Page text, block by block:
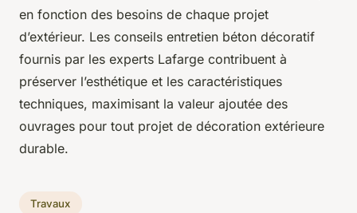
en fonction des besoins de chaque projet
d’extérieur. Les conseils entretien béton décoratif
fournis par les experts Lafarge contribuent à
préserver l’esthétique et les caractéristiques
techniques, maximisant la valeur ajoutée des
ouvrages pour tout projet de décoration extérieure
durable.
Travaux